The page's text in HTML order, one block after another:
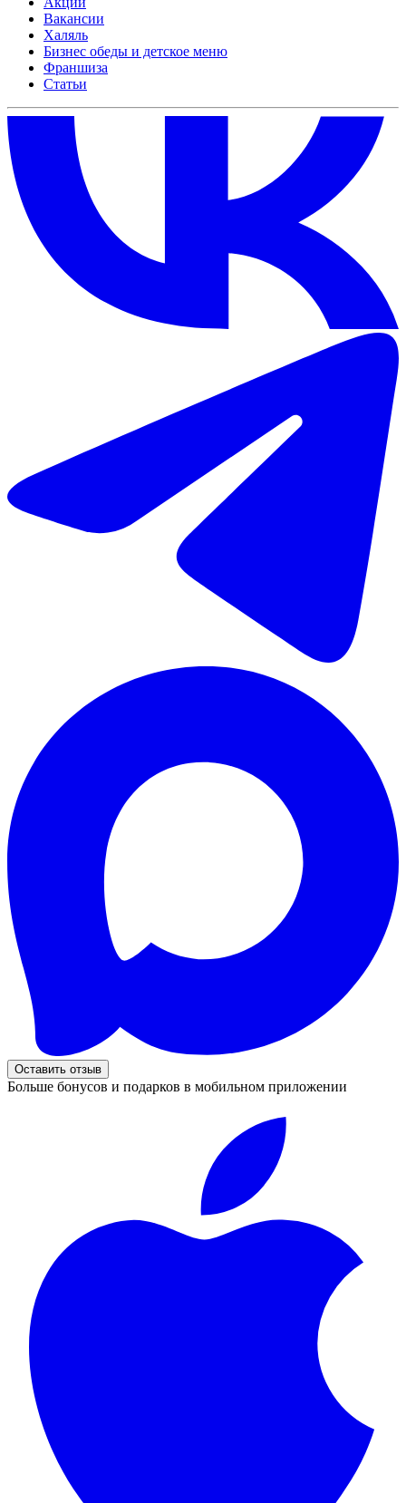
Вакансии
Халяль
Бизнес обеды и детское меню
Франшиза
Статьи
Оставить отзыв
Больше бонусов и подарков в мобильном приложении